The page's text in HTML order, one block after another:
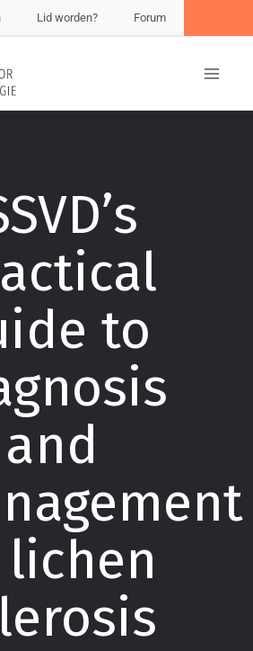
Lid worden? Forum
to
and